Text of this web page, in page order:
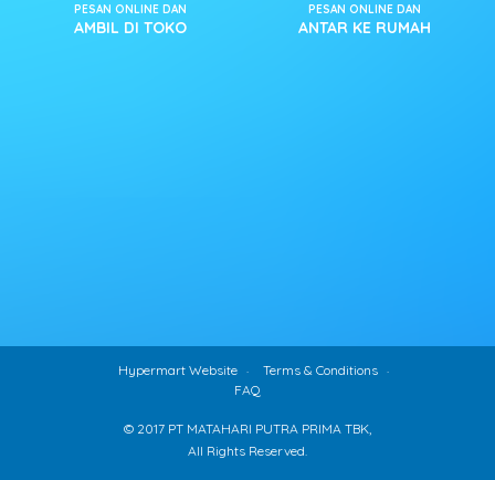
PESAN ONLINE DAN
AMBIL DI TOKO
PESAN ONLINE DAN
ANTAR KE RUMAH
Hypermart Website
Terms & Conditions
FAQ
© 2017 PT MATAHARI PUTRA PRIMA TBK,
All Rights Reserved.